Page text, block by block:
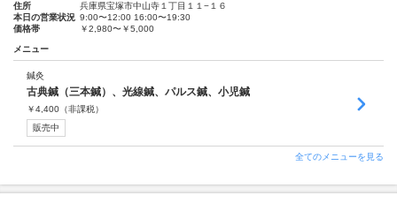
住所
兵庫県宝塚市中山寺１丁目１１−１６
本日の営業状況 9:00〜12:00 16:00〜19:30
価格帯
￥2,980〜￥5,000
メニュー
鍼灸
古典鍼（三本鍼）、光線鍼、パルス鍼、小児鍼
￥4,400 （非課税）
販売中
全てのメニューを見る